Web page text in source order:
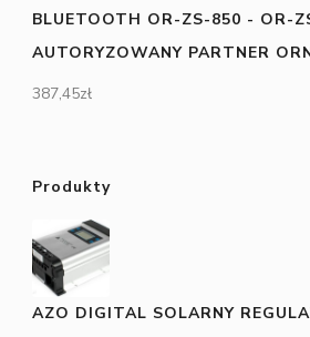
BLUETOOTH OR-ZS-850 - OR-
AUTORYZOWANY PARTNER
387,45zł
Produkty
AZO DIGITAL SOLARNY